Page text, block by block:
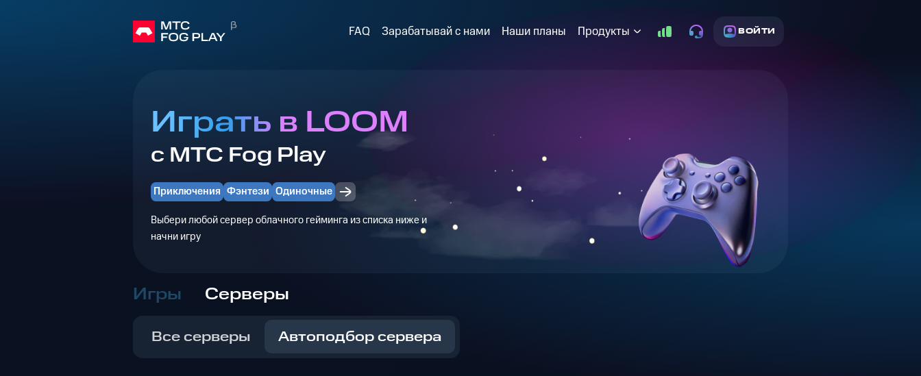
FAQ Зарабатывай с нами Наши планы Продукты ВОЙТИ
Играть в LOOM
с МТС Fog Play
Приключения Фэнтези Одиночные
Выбери любой сервер облачного гейминга из списка ниже и
начни игру
Игры Серверы
Все серверы Автоподбор сервера